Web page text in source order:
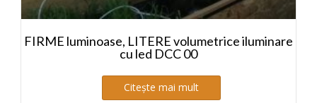
FIRME luminoase, LITERE volumetrice iluminare
cu led DCC 00
Citește mai mult